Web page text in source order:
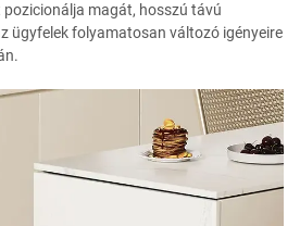
magát, hosszú távú
ügyfelek folyamatosan változó igényeire